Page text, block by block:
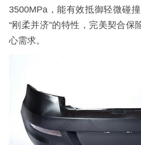
3500MPa，能有效抵御轻微碰
“刚柔并济”的特性，完美契合保
心需求。